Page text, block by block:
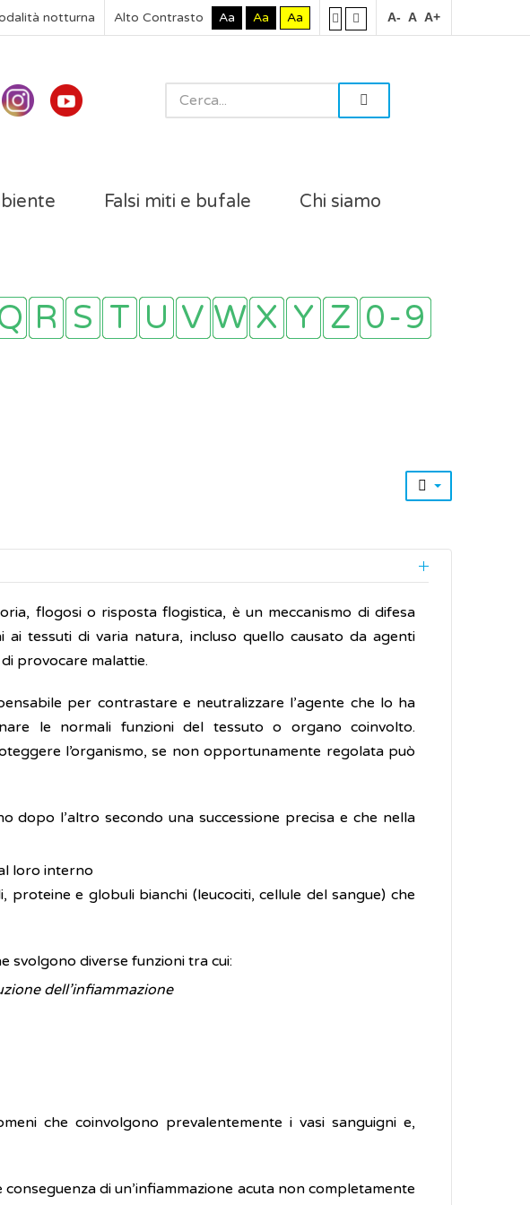
notturna Alto Contrasto Aa Aa Aa A- A A+
Falsi miti e bufale Chi siamo
flogosi o risposta flogistica, è un meccanismo di difesa
ai tessuti di varia natura, incluso quello causato da agenti
provocare malattie.
per contrastare e neutralizzare l’agente che lo ha
le normali funzioni del tessuto o organo coinvolto.
l’organismo, se non opportunamente regolata può
dopo l’altro secondo una successione precisa e che nella
loro interno
proteine e globuli bianchi (leucociti, cellule del sangue) che
svolgono diverse funzioni tra cui:
dell’infiammazione
che coinvolgono prevalentemente i vasi sanguigni e,
di un’infiammazione acuta non completamente